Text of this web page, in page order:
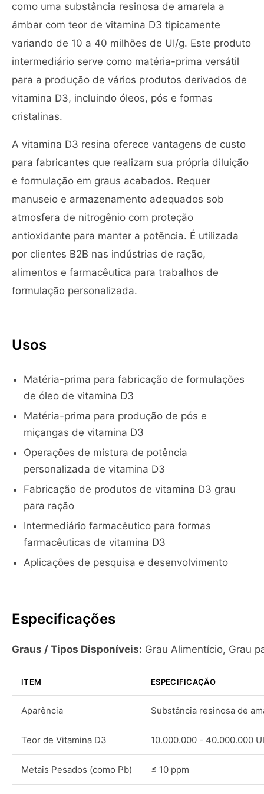
como uma substância resinosa de amarela a
âmbar com teor de vitamina D3 tipicamente
variando de 10 a 40 milhões de UI/g. Este produto
intermediário serve como matéria-prima versátil
para a produção de vários produtos derivados de
vitamina D3, incluindo óleos, pós e formas
cristalinas.
A vitamina D3 resina oferece vantagens de custo
para fabricantes que realizam sua própria diluição
e formulação em graus acabados. Requer
manuseio e armazenamento adequados sob
atmosfera de nitrogênio com proteção
antioxidante para manter a potência. É utilizada
por clientes B2B nas indústrias de ração,
alimentos e farmacêutica para trabalhos de
formulação personalizada.
Usos
Matéria-prima para fabricação de formulações
de óleo de vitamina D3
Matéria-prima para produção de pós e
miçangas de vitamina D3
Operações de mistura de potência
personalizada de vitamina D3
Fabricação de produtos de vitamina D3 grau
para ração
Intermediário farmacêutico para formas
farmacêuticas de vitamina D3
Aplicações de pesquisa e desenvolvimento
Especificações
Graus / Tipos Disponíveis: Grau Alimentício, Grau
ITEM ESPECIFICAÇÃO
Aparência Substância resinosa de
Teor de Vitamina D3 10.000.000 - 40.000.000
Metais Pesados (como Pb) ≤ 10 ppm